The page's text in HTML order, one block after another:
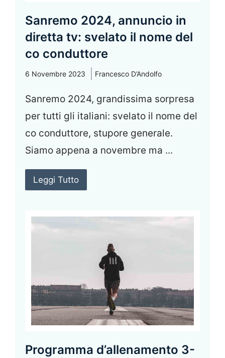
Sanremo 2024, annuncio in
diretta tv: svelato il nome del
co conduttore
6 Novembre 2023 Francesco D’Andolfo
Sanremo 2024, grandissima sorpresa
per tutti gli italiani: svelato il nome del
co conduttore, stupore generale.
Siamo appena a novembre ma ...
Leggi Tutto
Programma d’allenamento 3-